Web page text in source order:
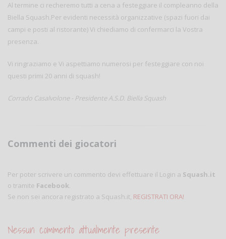
Al termine ci recheremo tutti a cena a festeggiare il compleanno della
Biella Squash.Per evidenti necessità organizzative (spazi fuori dai
campi e posti al ristorante) Vi chiediamo di confermarci la Vostra
presenza.
Vi ringraziamo e Vi aspettiamo numerosi per festeggiare con noi
questi primi 20 anni di squash!
Corrado Casalvolone - Presidente A.S.D. Biella Squash
Commenti dei giocatori
Per poter scrivere un commento devi effettuare il Login a Squash.it
o tramite Facebook.
Se non sei ancora registrato a Squash.it, REGISTRATI ORA!
Nessun commento attualmente presente